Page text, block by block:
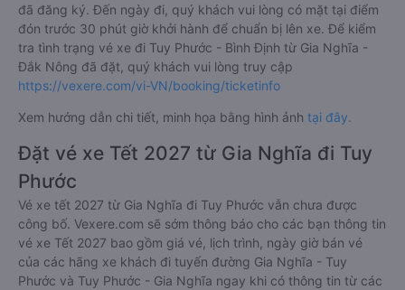
đã đăng ký. Đến ngày đi, quý khách vui lòng có mặt tại điểm
đón trước 30 phút giờ khởi hành để chuẩn bị lên xe. Để kiểm
tra tình trạng vé xe đi Tuy Phước - Bình Định từ Gia Nghĩa -
Đắk Nông đã đặt, quý khách vui lòng truy cập
https://vexere.com/vi-VN/booking/ticketinfo
Xem hướng dẫn chi tiết, minh họa bằng hình ảnh tại đây.
Đặt vé xe Tết 2027 từ Gia Nghĩa đi Tuy
Phước
Vé xe tết 2027 từ Gia Nghĩa đi Tuy Phước vẫn chưa được
công bố. Vexere.com sẽ sớm thông báo cho các bạn thông tin
vé xe Tết 2027 bao gồm giá vé, lịch trình, ngày giờ bán vé
của các hãng xe khách đi tuyến đường Gia Nghĩa - Tuy
Phước và Tuy Phước - Gia Nghĩa ngay khi có thông tin từ các